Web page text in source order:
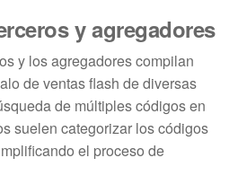
y agregadores
y los agregadores compilan
de ventas flash de diversas
de múltiples códigos en
suelen categorizar los códigos
el proceso de